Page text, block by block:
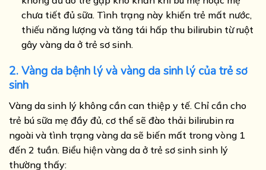
chưa tiết đủ sữa. Tình trạng này khiến trẻ mất nước,
thiếu năng lượng và tăng tái hấp thu bilirubin từ ruột
gây vàng da ở trẻ sơ sinh.
2. Vàng da bệnh lý và vàng da sinh lý của trẻ sơ
sinh
Vàng da sinh lý không cần can thiệp y tế. Chỉ cần cho
trẻ bú sữa mẹ đầy đủ, cơ thể sẽ đào thải bilirubin ra
ngoài và tình trạng vàng da sẽ biến mất trong vòng 1
đến 2 tuần. Biểu hiện vàng da ở trẻ sơ sinh sinh lý
thường thấy: